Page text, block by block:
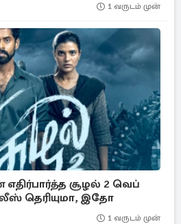
1 வருடம் முன்
சூழல் 2 வெப்
தெரியுமா, இதோ
1 வருடம் முன்